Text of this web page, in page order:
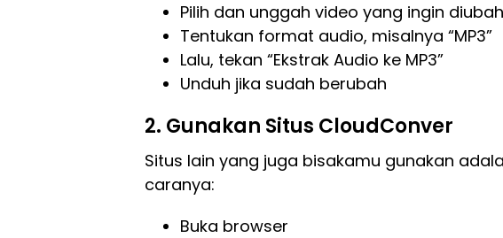
Pilih dan unggah video yang ingin
Tentukan format audio, misalnya “MP3”
Lalu, tekan “Ekstrak Audio ke MP3”
Unduh jika sudah berubah
2. Gunakan Situs CloudConver
Situs lain yang juga bisakamu gunakan
caranya:
Buka browser